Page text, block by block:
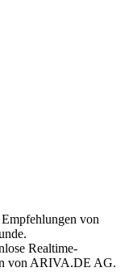
von
Realtime-
von ARIVA.DE AG.